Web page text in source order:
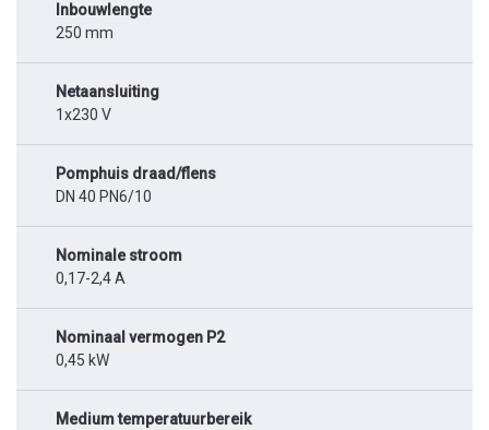
Inbouwlengte
250 mm
Netaansluiting
1x230 V
Pomphuis draad/flens
DN 40 PN6/10
Nominale stroom
0,17-2,4 A
Nominaal vermogen P2
0,45 kW
Medium temperatuurbereik